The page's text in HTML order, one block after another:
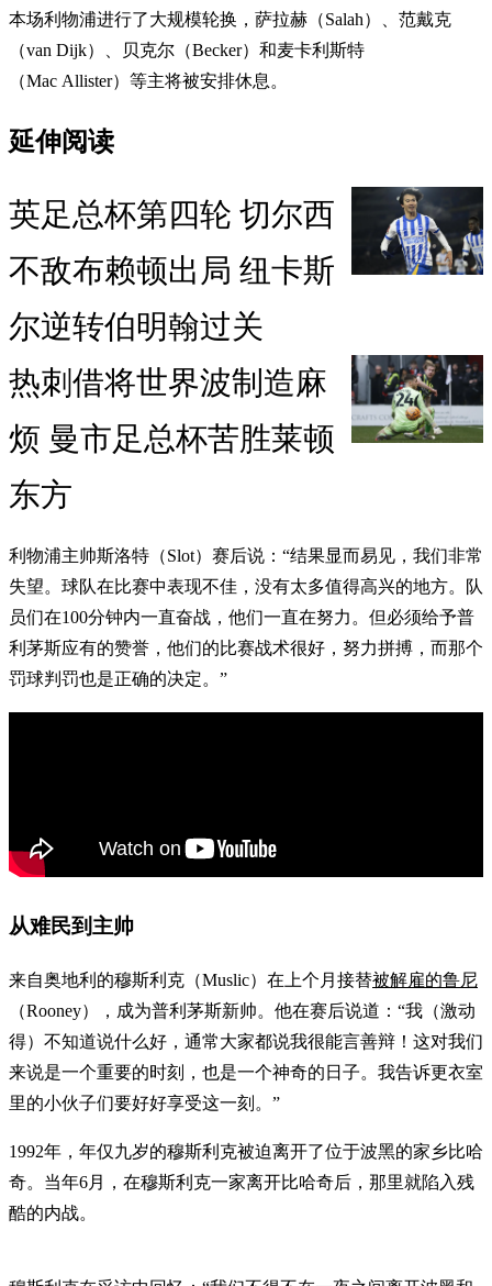
本场利物浦进行了大规模轮换，萨拉赫（Salah）、范戴克
（van Dijk）、贝克尔（Becker）和麦卡利斯特
（Mac Allister）等主将被安排休息。
延伸阅读
英足总杯第四轮 切尔西
不敌布赖顿出局 纽卡斯
尔逆转伯明翰过关
热刺借将世界波制造麻
烦 曼市足总杯苦胜莱顿
东方
利物浦主帅斯洛特（Slot）赛后说：“结果显而易见，我们非常
失望。球队在比赛中表现不佳，没有太多值得高兴的地方。队
员们在100分钟内一直奋战，他们一直在努力。但必须给予普
利茅斯应有的赞誉，他们的比赛战术很好，努力拼搏，而那个
罚球判罚也是正确的决定。”
从难民到主帅
来自奥地利的穆斯利克（Muslic）在上个月接替被解雇的鲁尼
（Rooney），成为普利茅斯新帅。他在赛后说道：“我（激动
得）不知道说什么好，通常大家都说我很能言善辩！这对我们
来说是一个重要的时刻，也是一个神奇的日子。我告诉更衣室
里的小伙子们要好好享受这一刻。”
1992年，年仅九岁的穆斯利克被迫离开了位于波黑的家乡比哈
奇。当年6月，在穆斯利克一家离开比哈奇后，那里就陷入残
酷的内战。